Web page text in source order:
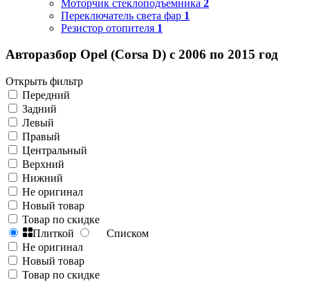
Моторчик стеклоподъемника 2
Переключатель света фар 1
Резистор отопителя 1
Авторазбор Opel (Corsa D) с 2006 по 2015 год
Открыть фильтр
Передний
Задний
Левый
Правый
Центральный
Верхний
Нижний
Не оригинал
Новый товар
Товар по скидке
Плиткой
Списком
Не оригинал
Новый товар
Товар по скидке